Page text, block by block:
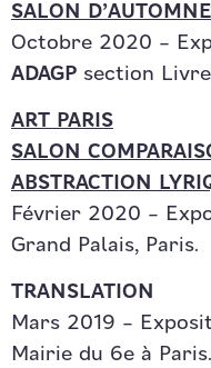
SALON
Octobre 2020 –
ADAGP section
ART PARIS
SALON
ABSTRACTION
Février 2020 –
Grand Palais, Paris.
TRANSLATION
Mars 2019 –
Mairie du 6e à